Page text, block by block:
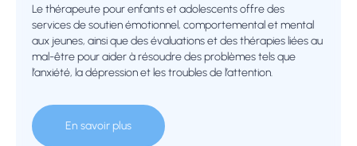
Le thérapeute pour enfants et adolescents offre des
services de soutien émotionnel, comportemental et mental
aux jeunes, ainsi que des évaluations et des thérapies liées au
mal-être pour aider à résoudre des problèmes tels que
l’anxiété, la dépression et les troubles de l’attention.
En savoir plus